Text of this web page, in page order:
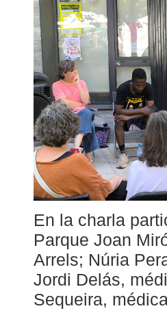
En la charla
Parque Joan
Arrels; Núria
Jordi Delás,
Sequeira,